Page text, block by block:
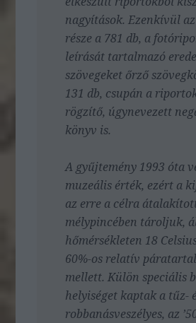
nagyítások. Ezenkívül
része a 781 db, a
leírását tartalmazó
szövegeket őrző
131 db, csupán a
rögzítő, úgynevezett
könyv is.
A gyűjtemény 1993 óta
muzeális érték, ezért a
az erre a célra
mélypincében tároljuk,
hőmérsékleten 18
60%-os relatív
mellett. Külön speciális
helyiséget kaptak a tűz-
robbanásveszélyes, az